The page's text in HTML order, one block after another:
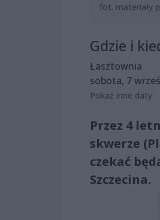
fot. materiały
Gdzie i
Łasztownia
sobota, 7
Pokaż inne daty
Przez 4
skwerze
czekać
Szczecina.